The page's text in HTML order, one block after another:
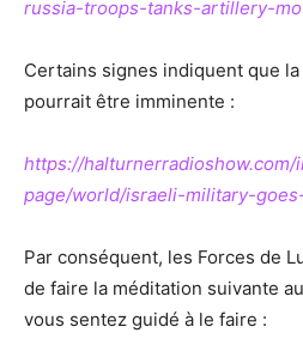
russia-troops-tanks-artillery-
Certains signes indiquent que
pourrait être imminente :
https://
page/world/israeli-military-
Par conséquent, les Forces de
de faire la méditation suivante
vous sentez guidé à le faire :